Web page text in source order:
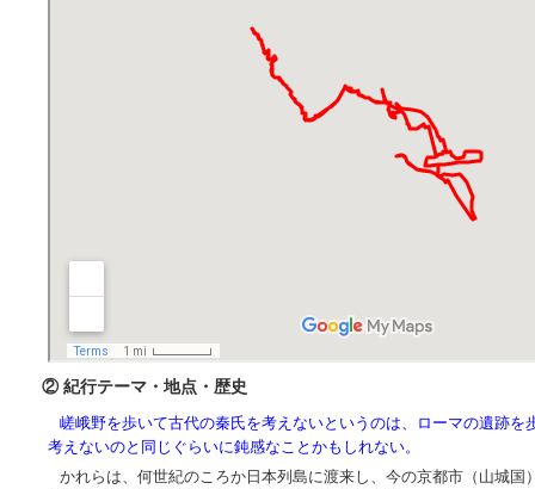
② 紀行テーマ・地点・歴史
嵯峨野を歩いて古代の秦氏を考えないというのは、ローマの遺跡を
考えないのと同じぐらいに鈍感なことかもしれない。
かれらは、何世紀のころか日本列島に渡来し、今の京都市（山城国